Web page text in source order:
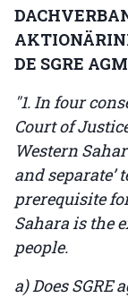
DE SGRE
"1. In four
Court of
Western
and
prerequisite
Sahara is the
people.
a) Does SGRE